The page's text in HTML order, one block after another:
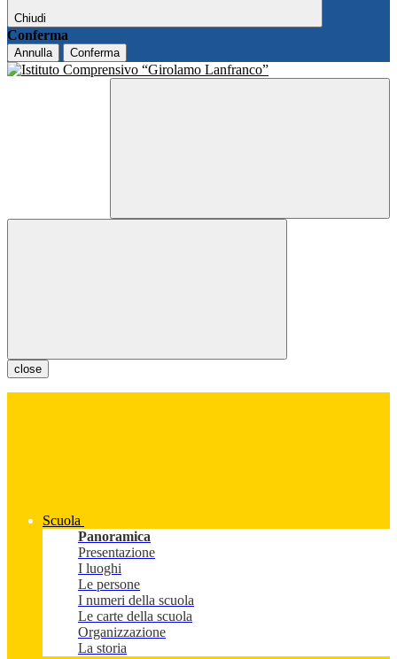
Chiudi
Conferma
Annulla Conferma
close
Scuola
Panoramica
Presentazione
I luoghi
Le persone
I numeri della scuola
Le carte della scuola
Organizzazione
La storia